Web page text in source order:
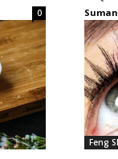
0
Feng